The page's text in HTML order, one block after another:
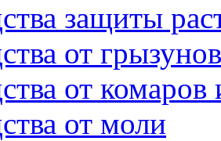
защиты
от грызунов
от
от моли